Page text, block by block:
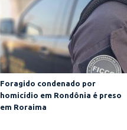
Foragido condenado por
homicídio em Rondônia é preso
em Roraima